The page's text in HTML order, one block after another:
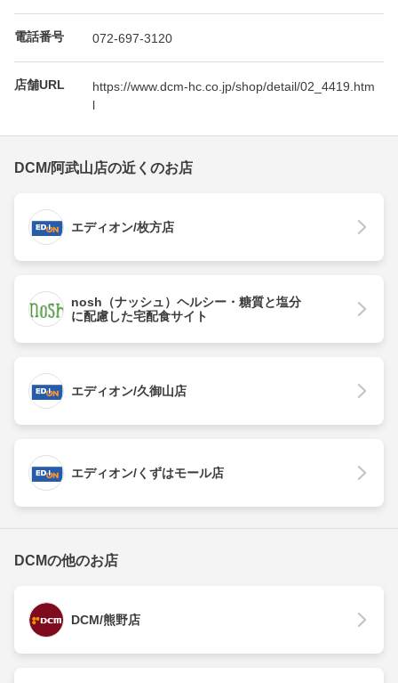
電話番号 072-697-3120
店舗URL
https://www.dcm-hc.co.jp/shop/detail/02_4419.htm
l
DCM/阿武山店の近くのお店
エディオン/枚方店
nosh（ナッシュ）ヘルシー・糖質と塩分
に配慮した宅配食サイト
エディオン/久御山店
エディオン/くずはモール店
DCMの他のお店
DCM/熊野店